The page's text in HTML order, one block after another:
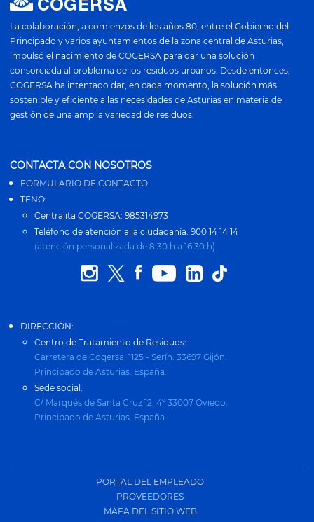
La colaboración, a comienzos de los años 80, entre el Gobierno del
Principado y varios ayuntamientos de la zona central de Asturias,
impulsó el nacimiento de COGERSA para dar una solución
consorciada al problema de los residuos urbanos. Desde entonces,
COGERSA ha intentado dar, en cada momento, la solución más
sostenible y eficiente a las necesidades de Asturias en materia de
gestión de una amplia variedad de residuos.
CONTACTA CON NOSOTROS
FORMULARIO DE CONTACTO
TFNO:
Centralita COGERSA: 985314973
Teléfono de atención a la ciudadanía: 900 14 14 14
(atención personalizada de 8:30 h a 16:30 h)
DIRECCIÓN:
Centro de Tratamiento de Residuos:
Carretera de Cogersa, 1125 - Serín. 33697 Gijón.
Principado de Asturias. España.
Sede social:
C/ Marqués de Santa Cruz 12, 4º 33007 Oviedo.
Principado de Asturias. España.
PORTAL DEL EMPLEADO
PROVEEDORES
MAPA DEL SITIO WEB